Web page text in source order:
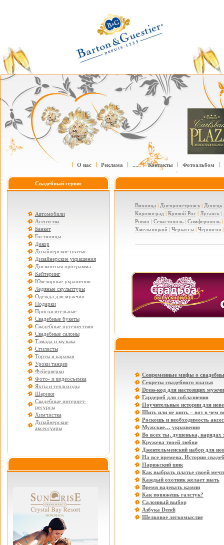
О нас Реклама .... Контакты Фотоальбом
Свадебный сервис
Автомобили
Агентства
Банкет
Гостиницы
Декор
Дизайнерские платья
Дизайнерские украшения
Дисконтная программа
Кейтеринг
Ювелирные украшения
Ледяные скульптуры
Одежда для мужчин
Подарки
Пригласительные
Свадебные букеты
Свадебные путешествия
Свадебные салоны
Тамада и музыка
Стилисты
Торты и караваи
Уроки танцев
Фейерверки
Фото- и видеосъемка
Яхты и теплоходы
Шарики
Свадебные интернет-
ресурсы
Химчистка
Дизайнерские
аксессуары
Винница | Днепропетровск| Донецк
Кировоград | Кривой Рог| Луганск|
Ровно | Севастополь| Симферополь|
Хмельницкий| Черкассы| Чернигов
Современные мифы о
Секреты свадебного платья
Dress-код для настоящих
Гардероб для соблазнения
Поучительные истории для
Шить или не шить – вот в чем
Роскошь и необходимость
Мужские… украшения
Во всех ты, душенька, нарядах
Кружева твоей любви
Джентельменский набор для
На все времена. История
Парижский шик
Как выбрать платье своей
Каждый охотник желает знать
Время надевать камни
Как повяжешь галстук?
Салонный выбор
Азбука Dendi
Шелковое легкомыслие